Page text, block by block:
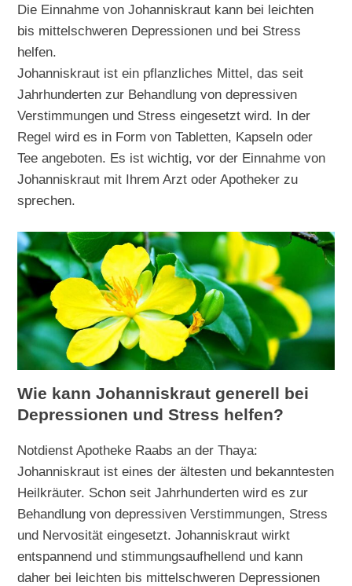
Die Einnahme von Johanniskraut kann bei leichten
bis mittelschweren Depressionen und bei Stress
helfen.
Johanniskraut ist ein pflanzliches Mittel, das seit
Jahrhunderten zur Behandlung von depressiven
Verstimmungen und Stress eingesetzt wird. In der
Regel wird es in Form von Tabletten, Kapseln oder
Tee angeboten. Es ist wichtig, vor der Einnahme von
Johanniskraut mit Ihrem Arzt oder Apotheker zu
sprechen.
Wie kann Johanniskraut generell bei
Depressionen und Stress helfen?
Notdienst Apotheke Raabs an der Thaya:
Johanniskraut ist eines der ältesten und bekanntesten
Heilkräuter. Schon seit Jahrhunderten wird es zur
Behandlung von depressiven Verstimmungen, Stress
und Nervosität eingesetzt. Johanniskraut wirkt
entspannend und stimmungsaufhellend und kann
daher bei leichten bis mittelschweren Depressionen